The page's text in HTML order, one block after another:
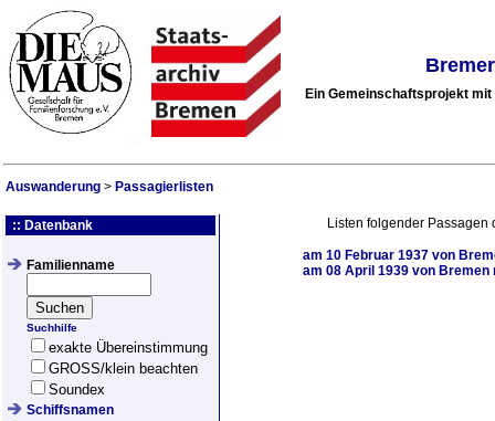
Ein Gemeinschaftsprojekt
Auswanderung > Passagierlisten
:: Datenbank
Familienname
Suchhilfe
exakte Übereinstimmung
GROSS/klein beachten
Soundex
Schiffsnamen
Listen folgender Passagen
am 10 Februar 1937von
am 08 April 1939von Bremen